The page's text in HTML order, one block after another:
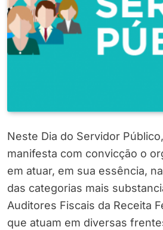
Neste Dia do Servidor
manifesta com convicção o
em atuar, em sua essência,
das categorias mais
Auditores Fiscais da Receita
que atuam em diversas